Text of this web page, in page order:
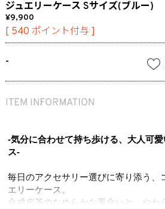
ジュエリーケース Sサイズ(ブルー)
9,900
[ 540 ポイント付与 ]
-
-気分に合わせて持ち歩ける、大人可
ス-
毎日のアクセサリー選びに寄り添う、
エリーケース。
合成皮革のなめらかな風合いと、やわ